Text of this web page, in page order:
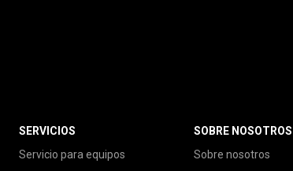
SERVICIOS
Servicio para equipos
SOBRE NOSOTROS
Sobre nosotros